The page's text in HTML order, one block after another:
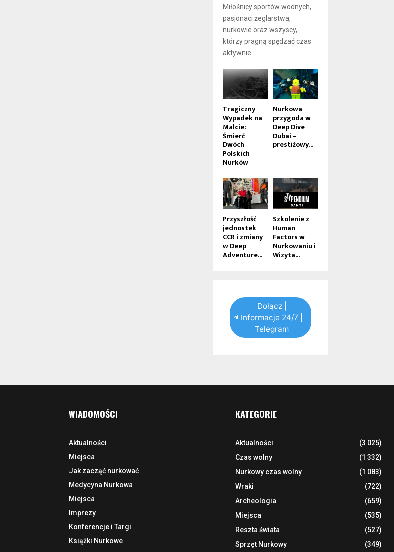
Miłośnicy sportów wodnych,
pasjonaci żeglarstwa,
nurkowie oraz wszyscy,
którzy pragną spędzać czas
aktywnie...
Tragiczny
Wypadek na
Malcie:
Śmierć
Dwóch
Polskich
Nurków
Nurkowa
przygoda w
Deep Dive
Dubai –
prestiżowy...
Przyszłość
jednostek
CCR i zmiany
w Deep
Adventure...
Szkolenie z
Human
Factors w
Nurkowaniu i
Wizyta...
Dołącz |
Informacje 24/7 |
Telegram
WIADOMOŚCI
Aktualności
Miejsca
Jak zacząć nurkować
Medycyna Nurkowa
Miejsca
Imprezy
Konferencje i Targi
Książki Nurkowe
KATEGORIE
Aktualności
(3 025)
Czas wolny
(1 332)
Nurkowy czas wolny
(1 083)
Wraki
(722)
Archeologia
(659)
Miejsca
(535)
Reszta świata
(527)
Sprzęt Nurkowy
(349)